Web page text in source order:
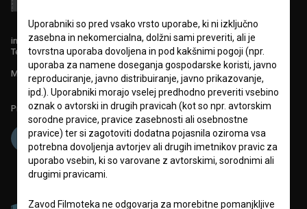
info@filmoteka.si
Tehnična pomoč: podpora@bsf.si
Mednarodna številka ISSN 2670-787X
Projekt sofinancira:
Uporabniki so pred vsako vrsto uporabe, ki ni izključno
zasebna in nekomercialna, dolžni sami preveriti, ali je
tovrstna uporaba dovoljena in pod kakšnimi pogoji (npr.
uporaba za namene doseganja gospodarske koristi, javno
reproduciranje, javno distribuiranje, javno prikazovanje,
ipd.). Uporabniki morajo vselej predhodno preveriti vsebino
oznak o avtorski in drugih pravicah (kot so npr. avtorskim
sorodne pravice, pravice zasebnosti ali osebnostne
pravice) ter si zagotoviti dodatna pojasnila oziroma vsa
potrebna dovoljenja avtorjev ali drugih imetnikov pravic za
uporabo vsebin, ki so varovane z avtorskimi, sorodnimi ali
drugimi pravicami.
Zavod Filmoteka ne odgovarja za morebitne pomanjkljive